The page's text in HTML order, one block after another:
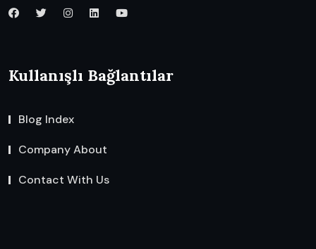
Kullanışlı Bağlantılar
Blog Index
Company About
Contact With Us